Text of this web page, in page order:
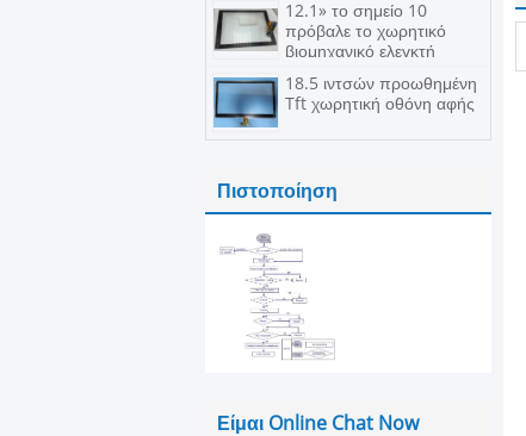
12.1» το σημείο 10
πρόβαλε το χωρητικό
βιομηχανικό ελεγκτή
αφής
18.5 ιντσών προωθημένη
Tft χωρητική οθόνη αφής
Πιστοποίηση
Είμαι Online Chat Now